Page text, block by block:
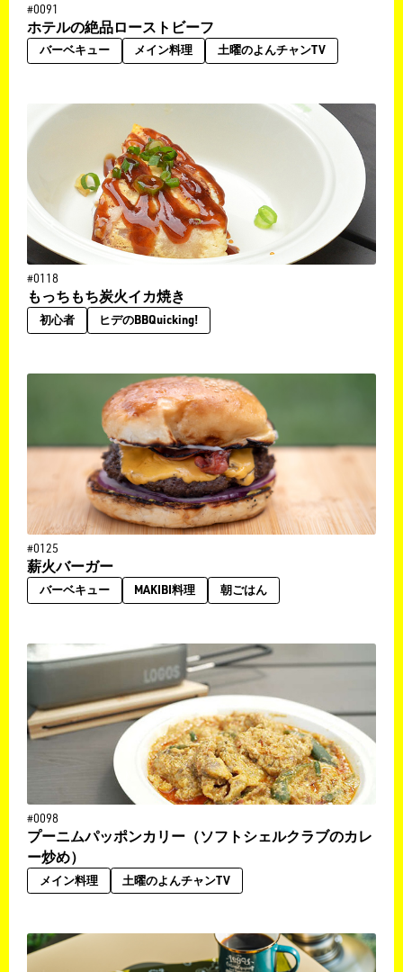
#0091
ホテルの絶品ローストビーフ
バーベキュー メイン料理 土曜のよんチャンTV
#0118
もっちもち炭火イカ焼き
初心者 ヒデのBBQuicking!
#0125
薪火バーガー
バーベキュー MAKIBI料理 朝ごはん
#0098
プーニムパッポンカリー（ソフトシェルクラブのカレ
ー炒め）
メイン料理 土曜のよんチャンTV